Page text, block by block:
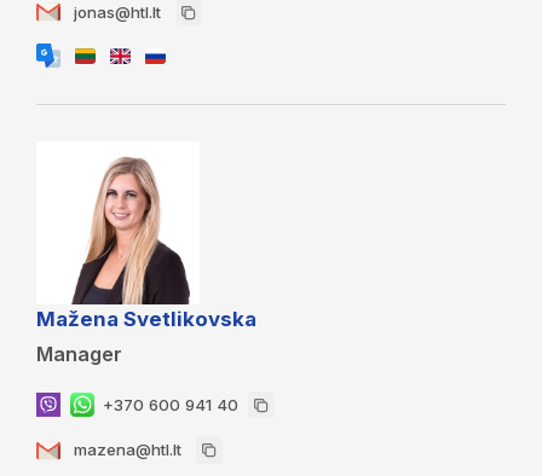
jonas@htl.lt
Mažena Svetlikovska
Manager
+370 600 941 40
mazena@htl.lt